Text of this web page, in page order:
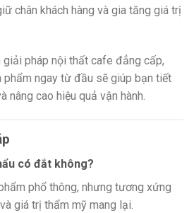
chân khách hàng và gia tăng giá trị
giải pháp nội thất cafe đẳng cấp,
ngay từ đầu sẽ giúp bạn tiết
nâng cao hiệu quả vận hành.
có đắt không?
phổ thông, nhưng tương xứng
giá trị thẩm mỹ mang lại.